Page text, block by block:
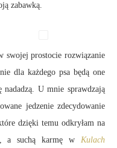
zabawką.
swojej prostocie rozwiązanie
dla każdego psa będą one
nadadzą. U mnie sprawdzają
jedzenie zdecydowanie
dzięki temu odkryłam na
a suchą karmę w Kulach